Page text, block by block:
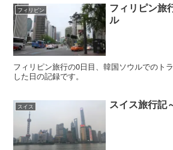
フィリピン
フィリピン旅
ル
フィリピン旅行の0日目、韓国ソウルでのト
した日の記録です。
スイス スイス旅行記